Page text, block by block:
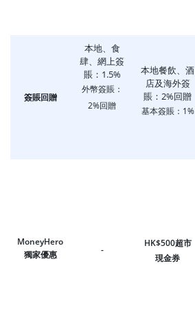
簽賬回贈
本地、食
肆、網上簽
賬：1.5%
外幣簽賬：
2%回贈
本地餐飲、酒
店及海外簽
賬：2%回贈
基本簽賬：1%
MoneyHero
獨家優惠
-
HK$500超市
現金券